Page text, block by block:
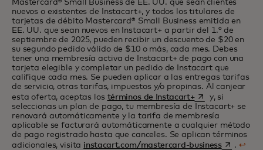
Mastercard® Small Business de EE. UU. que sean clientes
nuevos o existentes de Instacart+, y todos los titulares de
tarjetas de débito Mastercard® Small Business emitida en
EE. UU. que sean nuevos en Instacart+ a partir del 1.° de
septiembre de 2025, pueden recibir un descuento de $20 en
su segundo pedido válido de $10 o más, cada mes. Debes
tener una membresía activa de Instacart+ de pago con una
tarjeta elegible y completar un pedido de Instacart que
califique cada mes. Se pueden aplicar a las entregas tarifas
de servicio, otras tarifas, impuestos y/o propinas. Al canjear
esta oferta, aceptas los términos de Instacart+se abre en una
y, si
seleccionas un plan de pago, tu membresía de Instacart+ se
renovará automáticamente y la tarifa de membresía
aplicable se facturará automáticamente a cualquier método
de pago registrado hasta que canceles. Se aplican términos
adicionales, visita instacart.com/mastercard-businessse abre
. ↩